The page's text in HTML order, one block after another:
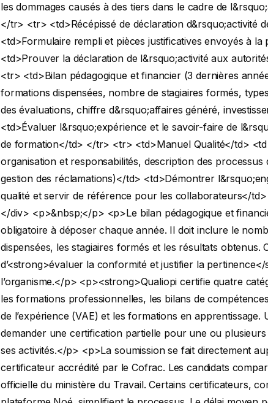
les dommages causés à des tiers dans le cadre de
</tr> <tr> <td>Récépissé de déclaration d&rsquo;activité
<td>Formulaire rempli et pièces justificatives envoyés à
<td>Prouver la déclaration de l&rsquo;activité aux
<tr> <td>Bilan pédagogique et financier (3 dernières
formations dispensées, nombre de stagiaires formés,
des évaluations, chiffre d&rsquo;affaires généré,
<td>Évaluer l&rsquo;expérience et le savoir-faire de
de formation</td> </tr> <tr> <td>Manuel Qualité</td>
organisation et responsabilités, description des
gestion des réclamations)</td> <td>Démontrer
qualité et servir de référence pour les collaborateurs</
</div> <p>&nbsp;</p> <p>Le bilan pédagogique et
obligatoire à déposer chaque année. Il doit inclure le
dispensées, les stagiaires formés et les résultats obtenus.
d’<strong>évaluer la conformité et justifier la
l’organisme.</p> <p><strong>Qualiopi certifie quatre
les formations professionnelles, les bilans de
de l’expérience (VAE) et les formations en apprentissage.
demander une certification partielle pour une ou
ses activités.</p> <p>La soumission se fait directement
certificateur accrédité par le Cofrac. Les candidats
officielle du ministère du Travail. Certains certificateurs,